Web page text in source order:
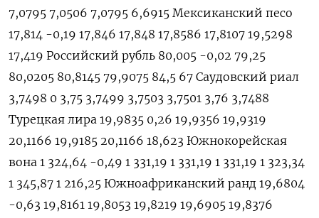
7,0795 7,0506 7,0795 6,6915 Мексиканский песо
17,814 -0,19 17,846 17,848 17,8586 17,8107 19,5298
17,419 Российский рубль 80,005 -0,02 79,25
80,0205 80,8145 79,9075 84,5 67 Саудовский риал
3,7498 0 3,75 3,7499 3,7503 3,7501 3,76 3,7488
Турецкая лира 19,9835 0,26 19,9356 19,9319
20,1166 19,9185 20,1166 18,623 Южнокорейская
вона 1 324,64 -0,49 1 331,19 1 331,19 1 331,19 1 323,34
1 345,87 1 216,25 Южноафриканский ранд 19,6804
-0,63 19,8161 19,8053 19,8219 19,6905 19,8376